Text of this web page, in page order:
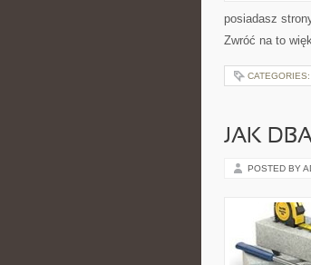
posiadasz
Zwróć na to
CATEGORIES:
JAK
POSTED BY